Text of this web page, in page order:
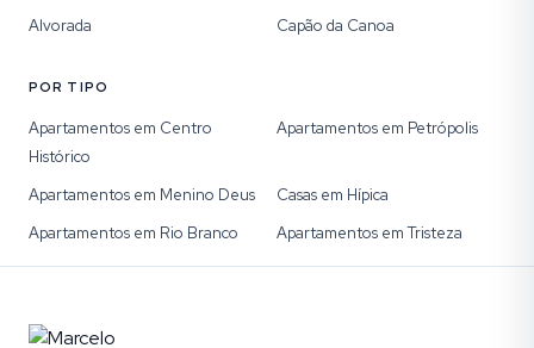
Alvorada
Capão da Canoa
POR TIPO
Apartamentos em Centro
Histórico
Apartamentos em Petrópolis
Apartamentos em Menino Deus
Casas em Hípica
Apartamentos em Rio Branco
Apartamentos em Tristeza